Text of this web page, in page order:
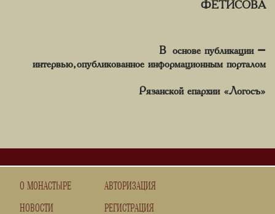
ФЕТИСОВА
В основе публикации –
интервью, опубликованное информационным порталом
Рязанской епархии «Логосъ»
О МОНАСТЫРЕ
НОВОСТИ
АВТОРИЗАЦИЯ
РЕГИСТРАЦИЯ